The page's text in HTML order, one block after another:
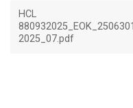
HCL
2025_07.pdf